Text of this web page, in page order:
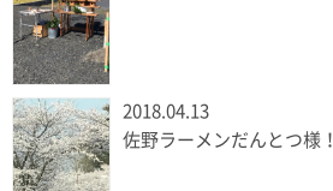
2018.04.13
佐野ラーメンだんとつ様！